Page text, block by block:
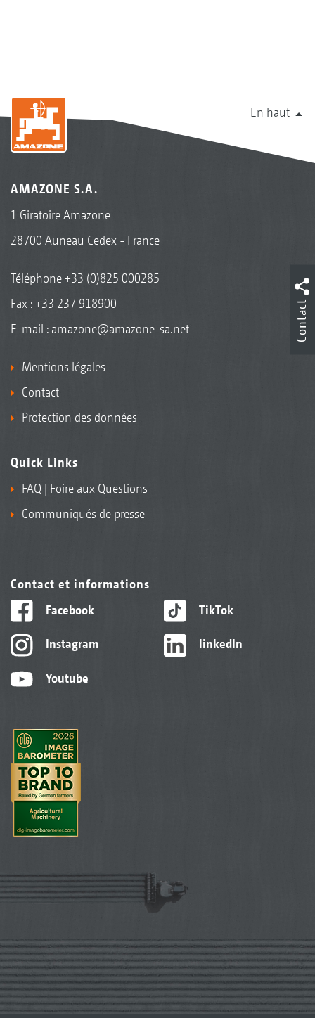
En haut
AMAZONE S.A.
1 Giratoire Amazone
28700 Auneau Cedex - France
Téléphone+33 (0)825 000285
Fax : +33 237 918900
E-mail : amazone@amazone-sa.net
Mentions légales
Contact
Protection des données
Quick Links
FAQ | Foire aux Questions
Communiqués de presse
Contact et informations
Facebook
Instagram
Youtube
TikTok
linkedIn
Contact